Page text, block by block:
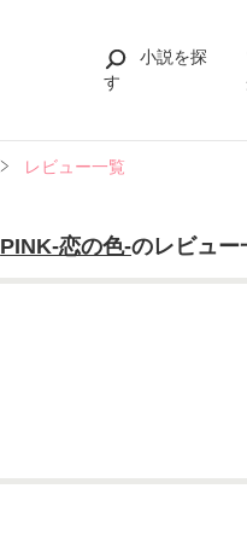
小説を探
す
レビュー一覧
PINK-恋の色-のレビュー